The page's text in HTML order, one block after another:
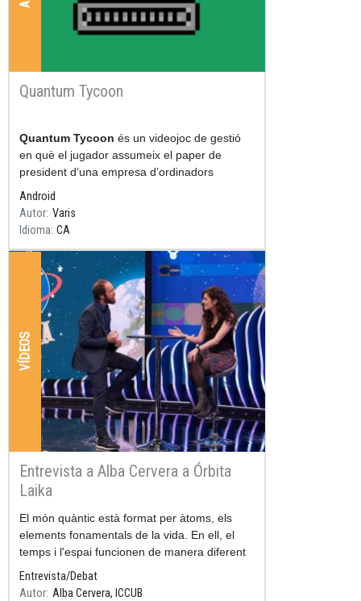
Quantum Tycoon
Resum
Quantum Tycoon és un videojoc de gestió
en què el jugador assumeix el paper de
president d’una empresa d’ordinadors
quàntics i ha de fer créixer el seu negoci dins
el mercat de la
Android
Autor Varis
Idioma CA
VÍDEOS
Entrevista a Alba Cervera a Órbita
Laika
Resum
El món quàntic està format per àtoms, els
elements fonamentals de la vida. En ell, el
temps i l'espai funcionen de manera diferent
al nostre món.
Entrevista/Debat
Autor Alba Cervera, ICCUB